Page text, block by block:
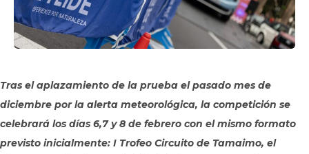
Tras el aplazamiento de la prueba el pasado mes de
diciembre por la alerta meteorológica, la competición se
celebrará los días 6,7 y 8 de febrero con el mismo formato
previsto inicialmente: I Trofeo Circuito de Tamaimo, el